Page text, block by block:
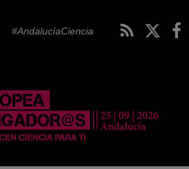
#AndalucíaCiencia